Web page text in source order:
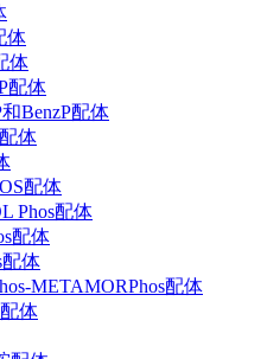
体
体
配体
BenzP配体
体
配体
Phos配体
配体
配体
METAMORPhos配体
体